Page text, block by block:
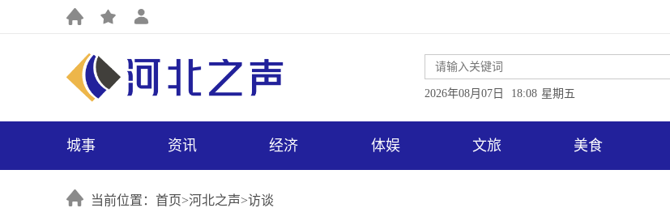
2026年08月07日 18:08 星期五
城事 资讯 经济 体娱 文旅 美食
当前位置：首页>河北之声>访谈